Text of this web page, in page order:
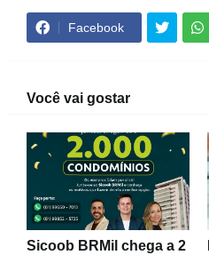
Facebook
Você vai gostar
Sicoob BRMil chega a 2